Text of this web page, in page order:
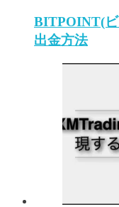
BITPOINT(ビ
出金方法